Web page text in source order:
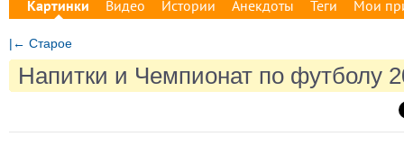
Картинки Видео Истории Анекдоты Теги Мои
|← Старое
Напитки и Чемпионат по футболу